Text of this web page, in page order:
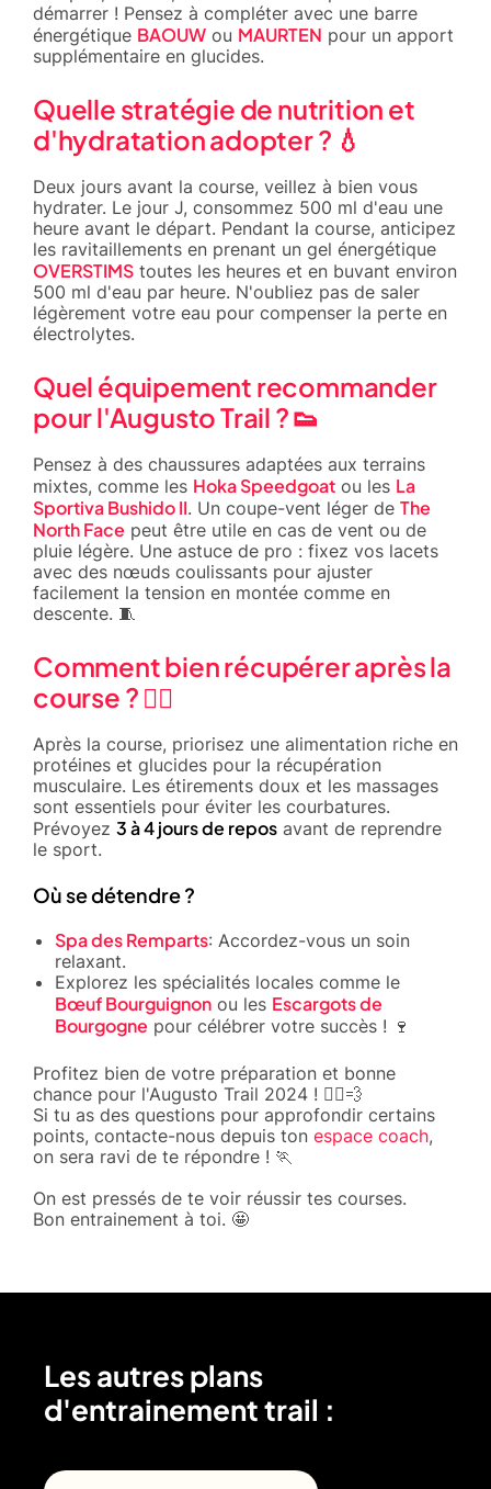
démarrer ! Pensez à compléter avec une barre
énergétique BAOUW ou MAURTEN pour un apport
supplémentaire en glucides.
Quelle stratégie de nutrition et
d'hydratation adopter ? 💧
Deux jours avant la course, veillez à bien vous
hydrater. Le jour J, consommez 500 ml d'eau une
heure avant le départ. Pendant la course, anticipez
les ravitaillements en prenant un gel énergétique
OVERSTIMS toutes les heures et en buvant environ
500 ml d'eau par heure. N'oubliez pas de saler
légèrement votre eau pour compenser la perte en
électrolytes.
Quel équipement recommander
pour l'Augusto Trail ? 👟
Pensez à des chaussures adaptées aux terrains
mixtes, comme les Hoka Speedgoat ou les La
Sportiva Bushido II. Un coupe-vent léger de The
North Face peut être utile en cas de vent ou de
pluie légère. Une astuce de pro : fixez vos lacets
avec des nœuds coulissants pour ajuster
facilement la tension en montée comme en
descente. 🧵
Comment bien récupérer après la
course ? 🧘‍♂️
Après la course, priorisez une alimentation riche en
protéines et glucides pour la récupération
musculaire. Les étirements doux et les massages
sont essentiels pour éviter les courbatures.
Prévoyez 3 à 4 jours de repos avant de reprendre
le sport.
Où se détendre ?
Spa des Remparts: Accordez-vous un soin
relaxant.
Explorez les spécialités locales comme le
Bœuf Bourguignon ou les Escargots de
Bourgogne pour célébrer votre succès ! 🍷
Profitez bien de votre préparation et bonne
chance pour l'Augusto Trail 2024 ! 🏃‍♂️💨
Si tu as des questions pour approfondir certains
points, contacte-nous depuis ton espace coach,
on sera ravi de te répondre ! 🏃
On est pressés de te voir réussir tes courses.
Bon entrainement à toi. 🤩
Les autres plans
d'entrainement trail :